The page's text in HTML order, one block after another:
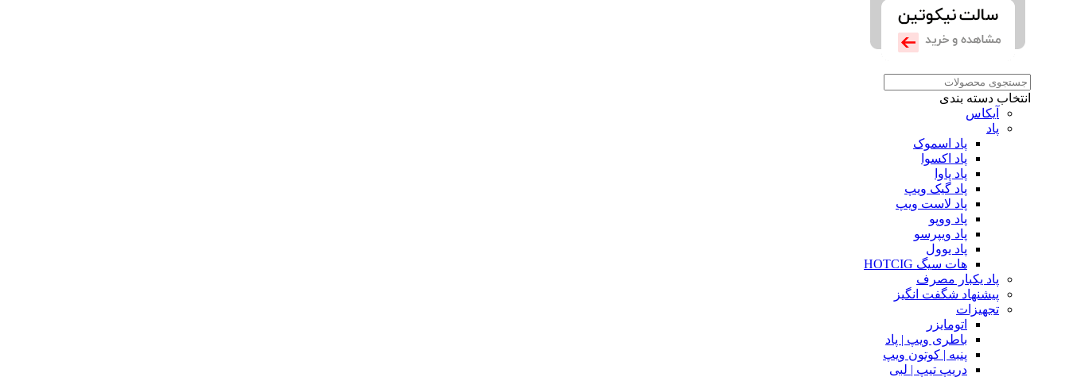
انتخاب دسته بندی
آیکاس
پاد
پاد اسموک
پاد اکسوا
پاد پاوا
پاد گیک ویپ
پاد لاست ویپ
پاد ووپو
پاد ویپرسو
پاد یوول
هات سیگ HOTCIG
پاد یکبار مصرف
پیشنهاد شگفت انگیز
تجهیزات
اتومایزر
باطری ویپ | پاد
پنبه | کوتون ویپ
دریپ تیپ | لبی